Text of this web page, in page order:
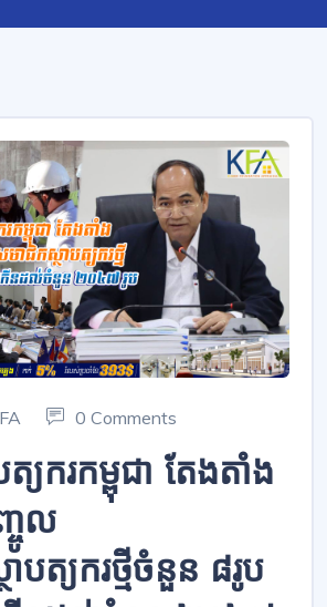
0 Comments
យករកម្ពុជា តែងតាំង
ចូល
បត្យករថ្មីចំនួន ៨រូប